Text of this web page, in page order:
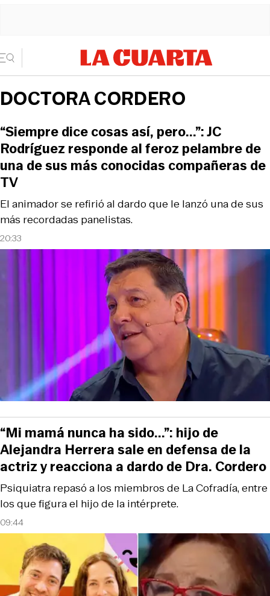
DOCTORA CORDERO
20:33
El animador se refirió al dardo que le lanzó una de sus
más recordadas panelistas.
“Siempre dice cosas así, pero...”: JC
Rodríguez responde al feroz pelambre de
una de sus más conocidas compañeras de
TV
09:44
Psiquiatra repasó a los miembros de La Cofradía, entre
los que figura el hijo de la intérprete.
“Mi mamá nunca ha sido...”: hijo de
Alejandra Herrera sale en defensa de la
actriz y reacciona a dardo de Dra. Cordero